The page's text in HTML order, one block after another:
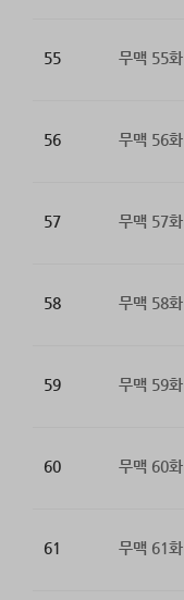
55 무맥 55화
56 무맥 56화
57 무맥 57화
58 무맥 58화
59 무맥 59화
60 무맥 60화
61 무맥 61화